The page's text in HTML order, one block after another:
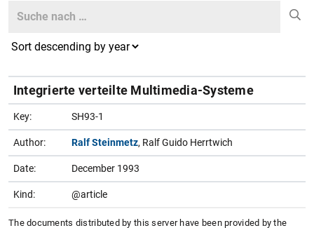
Search
Integrierte verteilte Multimedia-Systeme
Key: SH93-1
Author: Ralf Steinmetz, Ralf Guido Herrtwich
Date: December 1993
Kind: @article
The documents distributed by this server have been provided by the